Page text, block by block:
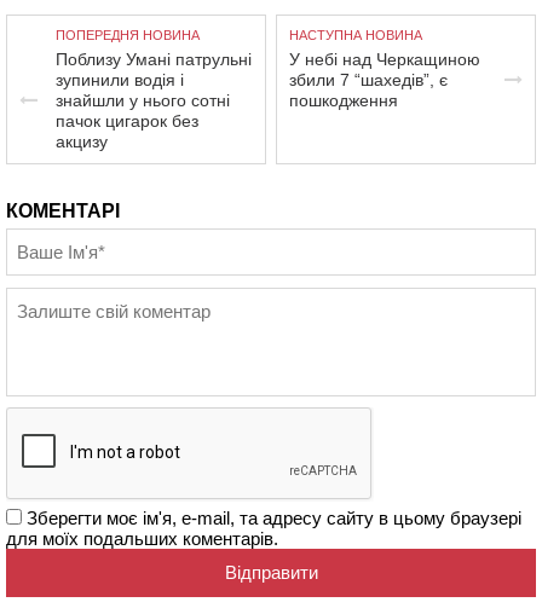
ПОПЕРЕДНЯ НОВИНА
Поблизу Умані патрульні
зупинили водія і
знайшли у нього сотні
пачок цигарок без
акцизу
НАСТУПНА НОВИНА
У небі над Черкащиною
збили 7 “шахедів”, є
пошкодження
КОМЕНТАРІ
Зберегти моє ім'я, e-mail, та адресу сайту в цьому браузері
для моїх подальших коментарів.